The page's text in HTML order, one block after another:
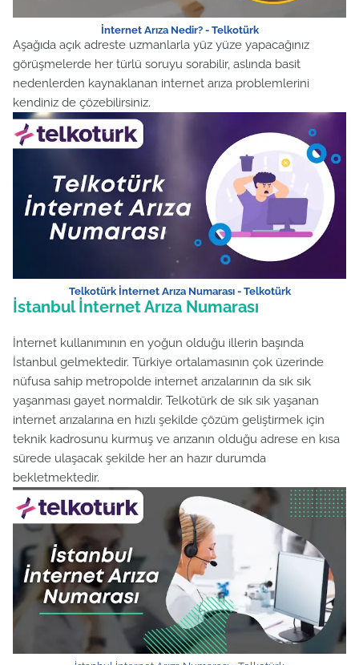
İnternet Arıza Nedir? - Telkotürk
Aşağıda açık adreste uzmanlarla yüz yüze yapacağınız
görüşmelerde her türlü soruyu sorabilir, aslında basit
nedenlerden kaynaklanan internet arıza problemlerini
kendiniz de çözebilirsiniz.
Telkotürk İnternet Arıza Numarası - Telkotürk
İstanbul İnternet Arıza Numarası
İnternet kullanımının en yoğun olduğu illerin başında
İstanbul gelmektedir. Türkiye ortalamasının çok üzerinde
nüfusa sahip metropolde internet arızalarının da sık sık
yaşanması gayet normaldir. Telkotürk de sık sık yaşanan
internet arızalarına en hızlı şekilde çözüm geliştirmek için
teknik kadrosunu kurmuş ve arızanın olduğu adrese en kısa
sürede ulaşacak şekilde her an hazır durumda
bekletmektedir.